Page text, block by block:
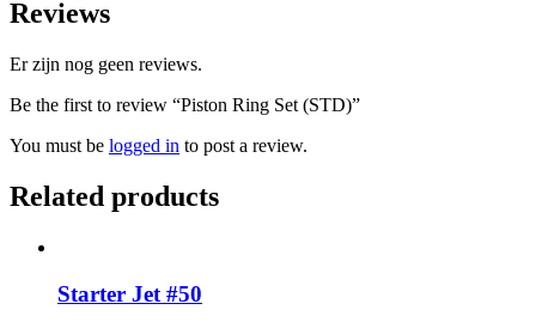
Reviews
Er zijn nog geen reviews.
Be the first to review “Piston Ring Set (STD)”
You must be logged in to post a review.
Related products
Starter Jet #50